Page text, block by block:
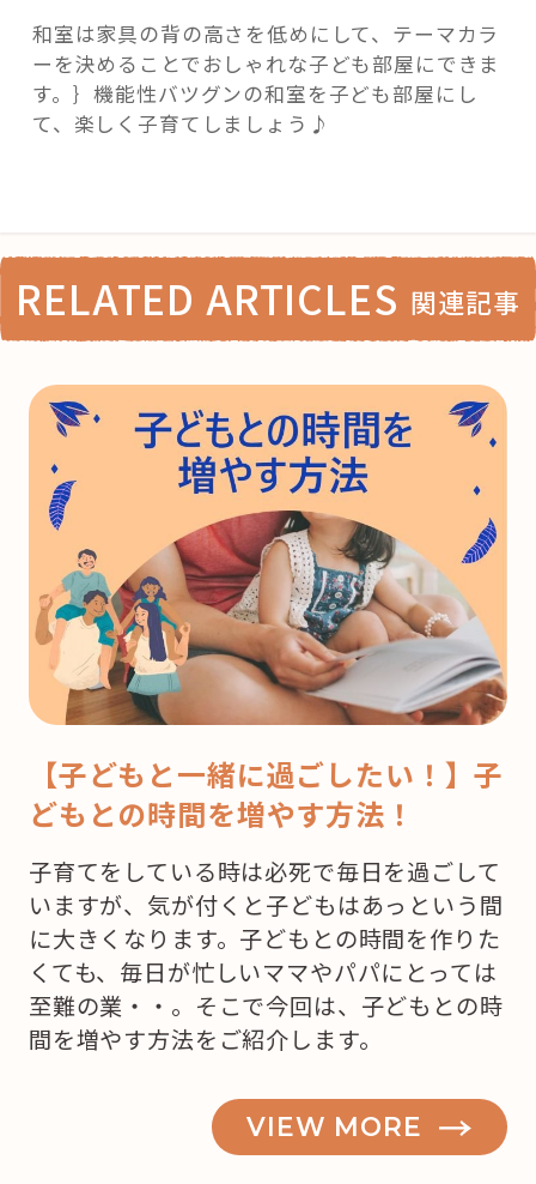
和室は家具の背の高さを低めにして、テーマカラ
ーを決めることでおしゃれな子ども部屋にできま
す。｝機能性バツグンの和室を子ども部屋にし
て、楽しく子育てしましょう♪
RELATED ARTICLES 関連記事
【子どもと一緒に過ごしたい！】子
どもとの時間を増やす方法！
子育てをしている時は必死で毎日を過ごして
いますが、気が付くと子どもはあっという間
に大きくなります。子どもとの時間を作りた
くても、毎日が忙しいママやパパにとっては
至難の業・・。そこで今回は、子どもとの時
間を増やす方法をご紹介します。
VIEW MORE